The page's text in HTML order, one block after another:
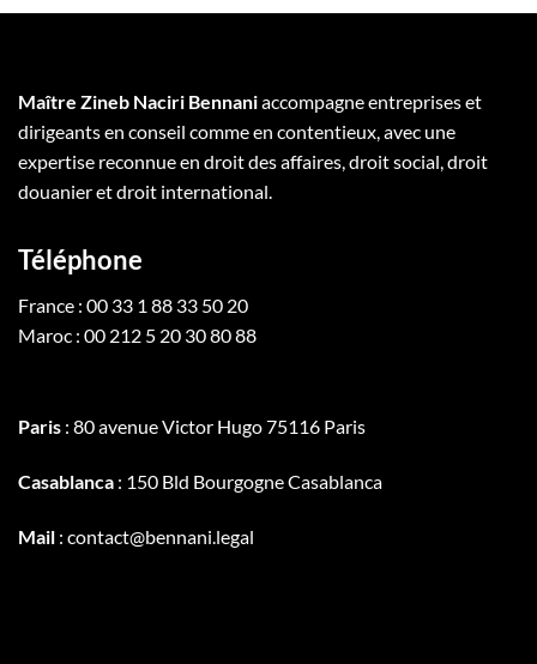
Maître Zineb Naciri Bennaniaccompagne entreprises et
dirigeants en conseil comme en contentieux, avec une
expertise reconnue en droit des affaires, droit social, droit
douanier et droit international.
Téléphone
France : 00 33 1 88 33 50 20
Maroc : 00 212 5 20 30 80 88
Paris : 80 avenue Victor Hugo 75116 Paris
Casablanca : 150 Bld Bourgogne Casablanca
Mail : contact@bennani.legal